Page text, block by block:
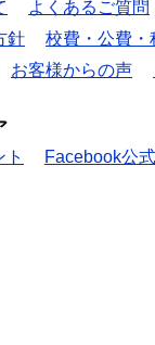
よくあるご質問
針
校費・公費・
お客様からの声
Facebook公